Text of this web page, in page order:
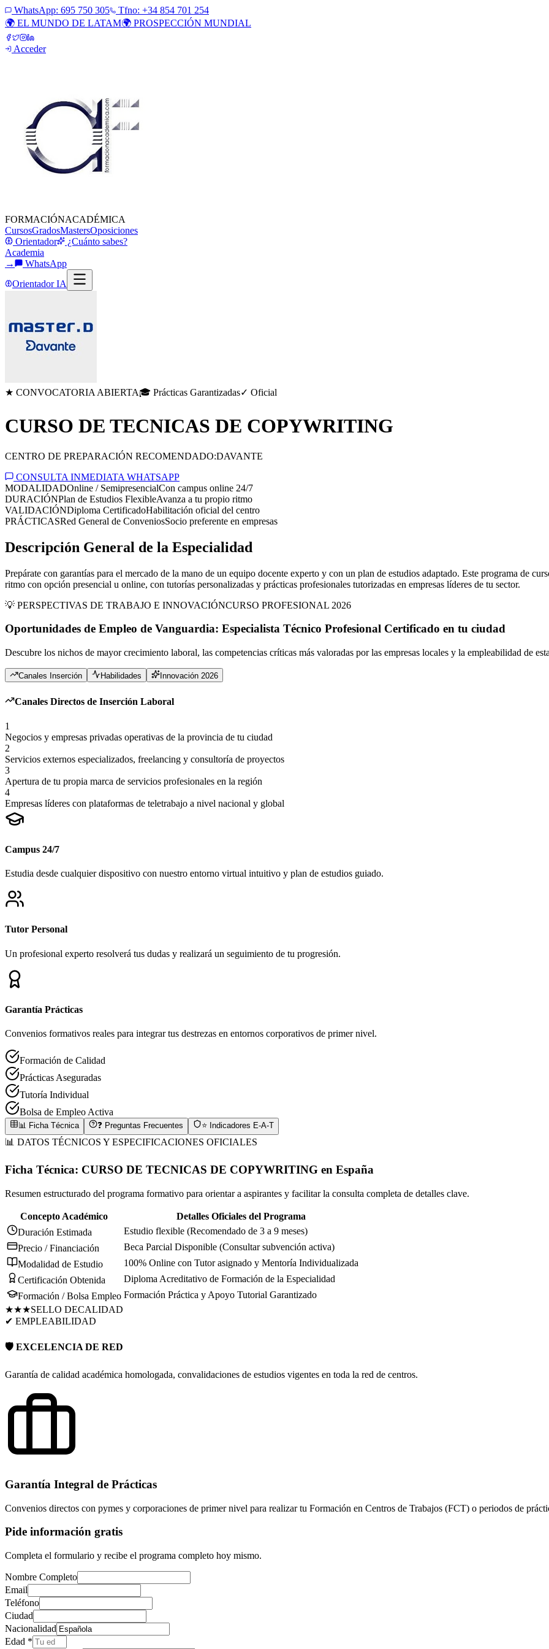
WhatsApp: 695 750 305
Tfno: +34 854 701 254
🌍 EL MUNDO DE LATAM🌍 PROSPECCIÓN MUNDIAL
Acceder
FORMACIÓNACADÉMICA
CursosGradosMastersOposiciones
Orientador
¿Cuánto sabes?
Academia
→
WhatsApp
Orientador IA
★ CONVOCATORIA ABIERTA🎓 Prácticas Garantizadas✓ Oficial
CURSO DE TECNICAS DE COPYWRITING
CENTRO DE PREPARACIÓN RECOMENDADO:DAVANTE
CONSULTA INMEDIATA WHATSAPP
MODALIDADOnline / SemipresencialCon campus online 24/7
DURACIÓNPlan de Estudios FlexibleAvanza a tu propio ritmo
VALIDACIÓNDiploma CertificadoHabilitación oficial del centro
PRÁCTICASRed General de ConveniosSocio preferente en empresas
Descripción General de la Especialidad
Prepárate con garantías para el mercado de la mano de un equipo docente experto y con un plan de estudios adaptado. Este programa de
ritmo con opción presencial u online, con tutorías personalizadas y prácticas profesionales tutorizadas en empresas líderes de tu sector.
💡 PERSPECTIVAS DE TRABAJO E INNOVACIÓNCURSO PROFESIONAL 2026
Oportunidades de Empleo de Vanguardia: Especialista Técnico Profesional Certificado en tu ciudad
Descubre los nichos de mayor crecimiento laboral, las competencias críticas más valoradas por las empresas locales y la empleabilidad de
Canales Inserción Habilidades Innovación 2026
Canales Directos de Inserción Laboral
1
Negocios y empresas privadas operativas de la provincia de tu ciudad
2
Servicios externos especializados, freelancing y consultoría de proyectos
3
Apertura de tu propia marca de servicios profesionales en la región
4
Empresas líderes con plataformas de teletrabajo a nivel nacional y global
Campus 24/7
Estudia desde cualquier dispositivo con nuestro entorno virtual intuitivo y plan de estudios guiado.
Tutor Personal
Un profesional experto resolverá tus dudas y realizará un seguimiento de tu progresión.
Garantía Prácticas
Convenios formativos reales para integrar tus destrezas en entornos corporativos de primer nivel.
Formación de Calidad
Prácticas Aseguradas
Tutoría Individual
Bolsa de Empleo Activa
📊 Ficha Técnica ❓ Preguntas Frecuentes ⭐ Indicadores E-A-T
📊 DATOS TÉCNICOS Y ESPECIFICACIONES OFICIALES
Ficha Técnica: CURSO DE TECNICAS DE COPYWRITING en España
Resumen estructurado del programa formativo para orientar a aspirantes y facilitar la consulta completa de detalles clave.
Concepto Académico
Detalles Oficiales del Programa
Duración Estimada
Estudio flexible (Recomendado de 3 a 9 meses)
Precio / Financiación
Beca Parcial Disponible (Consultar subvención activa)
Modalidad de Estudio
100% Online con Tutor asignado y Mentoría Individualizada
Certificación Obtenida
Diploma Acreditativo de Formación de la Especialidad
Formación / Bolsa Empleo Formación Práctica y Apoyo Tutorial Garantizado
★★★SELLO DECALIDAD
✔ EMPLEABILIDAD
🛡️ EXCELENCIA DE RED
Garantía de calidad académica homologada, convalidaciones de estudios vigentes en toda la red de centros.
Garantía Integral de Prácticas
Convenios directos con pymes y corporaciones de primer nivel para realizar tu Formación en Centros de Trabajos (FCT) o periodos de
Pide información gratis
Completa el formulario y recibe el programa completo hoy mismo.
Nombre Completo
Email
Teléfono
Ciudad
Nacionalidad
Edad *